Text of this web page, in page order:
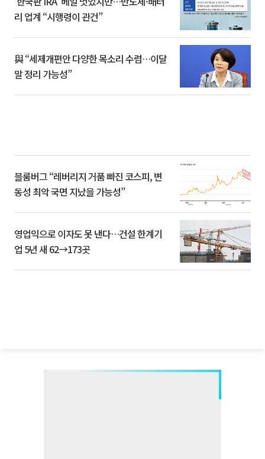
리 업계 “시행령이 관건”
與 “세제개편안 다양한 목소리 수렴…이달
말 정리 가능성”
블룸버그 “레버리지 거품 빠진 코스피, 변
동성 최악 국면 지났을 가능성”
영업익으로 이자도 못 낸다…건설 한계기
업 5년 새 62→173곳